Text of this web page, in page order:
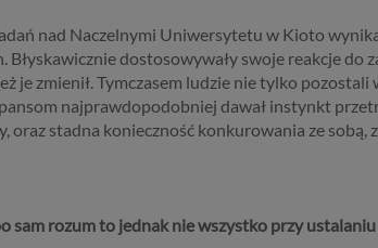
nad Naczelnymi Uniwersytetu w Kioto
dostosowywały swoje reakcje
je zmienił. Tymczasem ludzie nie tylko pozostali
najprawdopodobniej dawał instynkt
oraz stadna konieczność konkurowania ze sobą,
sam rozum to jednak nie wszystko przy
osobie fizycznej. W przypadku korzystania
są np. adres e-mail, adres IP lub Twoje dane
czy w innej usłudze oferowanej przez
zapisywane w plikach cookies lub podobnych
przez nas lub naszych Zaufanych
danych osobowych wymaga podstawy